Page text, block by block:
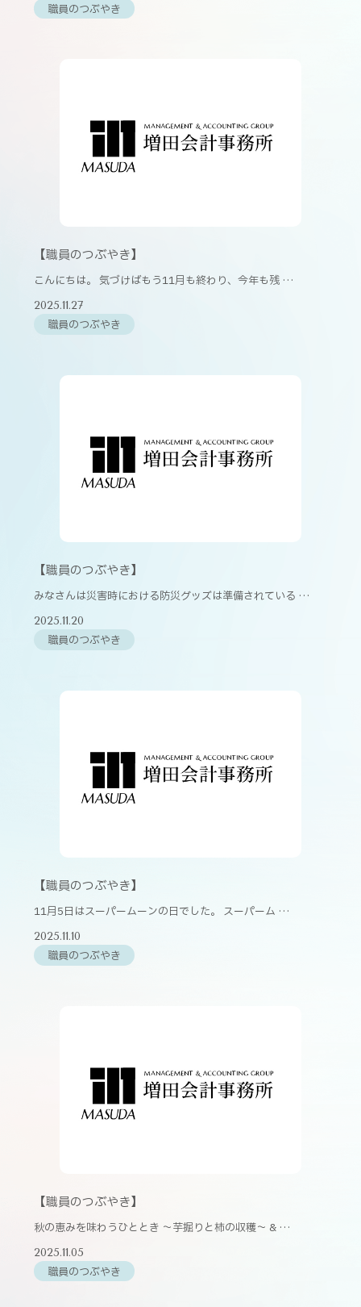
職員のつぶやき
【職員のつぶやき】
こんにちは。 気づけばもう11月も終わり、今年も残 …
2025.11.27
職員のつぶやき
【職員のつぶやき】
みなさんは災害時における防災グッズは準備されている …
2025.11.20
職員のつぶやき
【職員のつぶやき】
11月5日はスーパームーンの日でした。 スーパーム …
2025.11.10
職員のつぶやき
【職員のつぶやき】
秋の恵みを味わうひととき 〜芋掘りと柿の収穫〜 & …
2025.11.05
職員のつぶやき